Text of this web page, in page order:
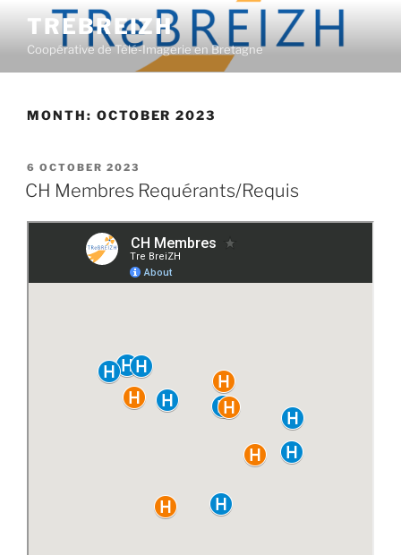
content
TREBREIZH
Coopérative de Télé-Imagerie en Bretagne
MONTH: OCTOBER 2023
POSTED
ON
6 OCTOBER 2023
CH Membres Requérants/Requis